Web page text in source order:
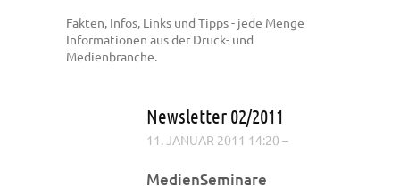
Fakten, Infos, Links und Tipps - jede Menge
Informationen aus der Druck- und
Medienbranche.
Newsletter 02/2011
11. JANUAR 2011 14:20 –
MedienSeminare